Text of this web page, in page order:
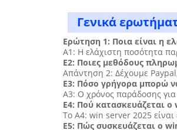
Γενικά
Ερώτηση 1: Ποια είναι η
Α1: Η ελάχιστη ποσότητα
Ε2: Ποιες μεθόδους
Απάντηση 2: Δέχουμε
Ε3: Πόσο γρήγορα μπορώ
Α3: Ο χρόνος παράδοσης
Ε4: Πού κατασκευάζεται ο
Το A4: win server 2025
Ε5: Πώς συσκευάζεται ο